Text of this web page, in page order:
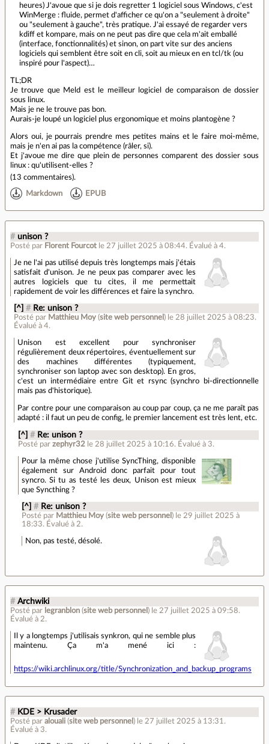
heures) J'avoue que si je dois regretter 1 logiciel sous Windows, c'est
WinMerge : fluide, permet d'afficher ce qu'on a "seulement à droite"
ou "seulement à gauche", très pratique. J'ai essayé de regarder vers
kdiff et kompare, mais on ne peut pas dire que cela m'ait emballé
(interface, fonctionnalités) et sinon, on part vite sur des anciens
logiciels qui semblent être soit en cli, soit au mieux en en tcl/tk (ou
inspiré pour l'aspect)…
TL;DR
Je trouve que Meld est le meilleur logiciel de comparaison de dossier
sous linux.
Mais je ne le trouve pas bon.
Aurais-je loupé un logiciel plus ergonomique et moins plantogène ?
Alors oui, je pourrais prendre mes petites mains et le faire moi-même,
mais je n'en ai pas la compétence (râler, si).
Et j'avoue me dire que plein de personnes comparent des dossier sous
linux : qu'utilisent-elles ?
(13 commentaires).
Markdown EPUB
# unison ?
Posté par Florent Fourcot le 27 juillet 2025 à 08:44. Évalué à 4.
Je ne l'ai pas utilisé depuis très longtemps mais j'étais
satisfait d'unison. Je ne peux pas comparer avec les
autres logiciels que tu cites, il me permettait
rapidement de voir les différences et faire la synchro.
[^] # Re: unison ?
Posté par Matthieu Moy (site web personnel ) le 28 juillet 2025 à 08:23.
Évalué à4.
Unison est excellent pour synchroniser
régulièrement deux répertoires, éventuellement sur
des machines différentes (typiquement,
synchroniser son laptop avec son desktop). En gros,
c'est un intermédiaire entre Git et rsync (synchro bi-directionnelle
mais pas d'historique).
Par contre pour une comparaison au coup par coup, ça ne me paraît pas
adapté : il faut un peu de config, le premier lancement est très lent, etc.
[^] # Re: unison ?
Posté par zephyr32 le 28 juillet 2025 à 10:16. Évalué à 3.
Pour la même chose j'utilise SyncThing, disponible
également sur Android donc parfait pour tout
syncro. Si tu as testé les deux, Unison est mieux
que Syncthing ?
[^] # Re: unison ?
Posté par Matthieu Moy (site web personnel ) le 29 juillet 2025 à
18:33. Évalué à2.
Non, pas testé, désolé.
# Archwiki
Posté par legranblon (site web personnel ) le 27 juillet 2025 à 09:58.
Évalué à 2.
Il y a longtemps j'utilisais synkron, qui ne semble plus
maintenu. Ça m'a mené ici :
https://wiki.archlinux.org/title/Synchronization_and_backup_programs
# KDE > Krusader
Posté par alouali (site web personnel ) le 27 juillet 2025 à 13:31 .
Évalué à 3.